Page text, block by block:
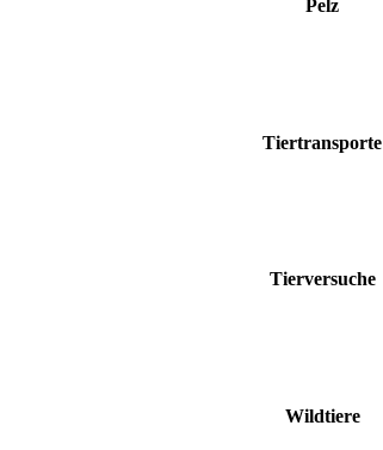
Pelz
Tiertransporte
Tierversuche
Wildtiere